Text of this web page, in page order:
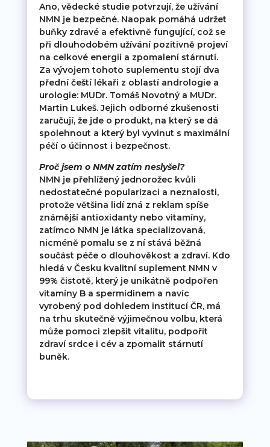
Ano, vědecké studie potvrzují, že užívání
NMN je bezpečné. Naopak pomáhá udržet
buňky zdravé a efektivně fungující, což se
při dlouhodobém užívání pozitivně projeví
na celkové energii a zpomalení stárnutí.
Za vývojem tohoto suplementu stojí dva
přední čeští lékaři z oblastí andrologie a
urologie: MUDr. Tomáš Novotný a MUDr.
Martin Lukeš. Jejich odborné zkušenosti
zaručují, že jde o produkt, na který se dá
spolehnout a který byl vyvinut s maximální
péčí o účinnost i bezpečnost.
Proč jsem o NMN zatím neslyšel?
NMN je přehlížený jednorožec kvůli
nedostatečné popularizaci a neznalosti,
protože většina lidí zná z reklam spíše
známější antioxidanty nebo vitamíny,
zatímco NMN je látka specializovaná,
nicméně pomalu se z ní stává běžná
součást péče o dlouhověkost a zdraví. Kdo
hledá v Česku kvalitní suplement NMN v
99% čistotě, který je unikátně podpořen
vitamíny B a spermidinem a navíc
vyrobený pod dohledem institucí ČR, má
na trhu skutečně výjimečnou volbu, která
může pomoci zlepšit vitalitu, podpořit
zdraví srdce i cév a zpomalit stárnutí
buněk.